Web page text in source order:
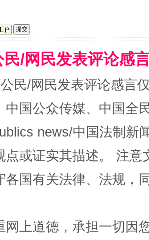
民/网民发表评论感
民/网民发表评论感言
中国公众传媒、中国全
news/中国法制新
点或证实其描述。 注
各国有关法律、法规，
网上道德，承担一切因